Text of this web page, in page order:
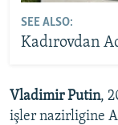
SEE ALSO:
Kadırovdan
Vladimir Putin,
işler nazirligine